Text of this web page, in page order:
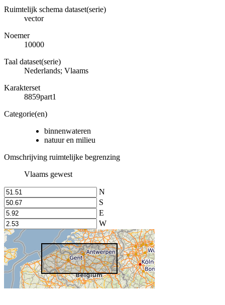
Ruimtelijk schema dataset(serie)
vector
Noemer
10000
Taal dataset(serie)
Nederlands; Vlaams
Karakterset
8859part1
Categorie(en)
binnenwateren
natuur en milieu
Omschrijving ruimtelijke begrenzing
Vlaams gewest
N
S
E
W